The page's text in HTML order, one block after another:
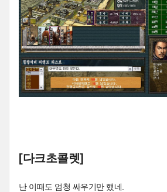
[다크초콜렛]
난 이때도 엄청 싸우기만 했네.